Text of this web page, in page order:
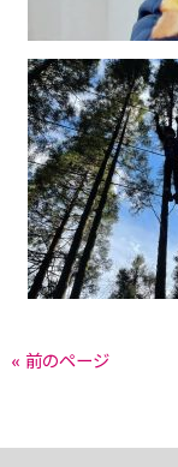
« 前のページ